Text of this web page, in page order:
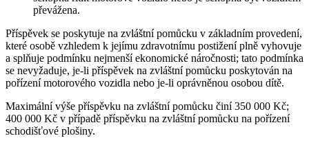
převážena.
Příspěvek se poskytuje na zvláštní pomůcku v základním provedení,
které osobě vzhledem k jejímu zdravotnímu postižení plně vyhovuje
a splňuje podmínku nejmenší ekonomické náročnosti; tato podmínka
se nevyžaduje, je-li příspěvek na zvláštní pomůcku poskytován na
pořízení motorového vozidla nebo je-li oprávněnou osobou dítě.
Maximální výše příspěvku na zvláštní pomůcku činí 350 000 Kč;
400 000 Kč v případě příspěvku na zvláštní pomůcku na pořízení
schodišťové plošiny.